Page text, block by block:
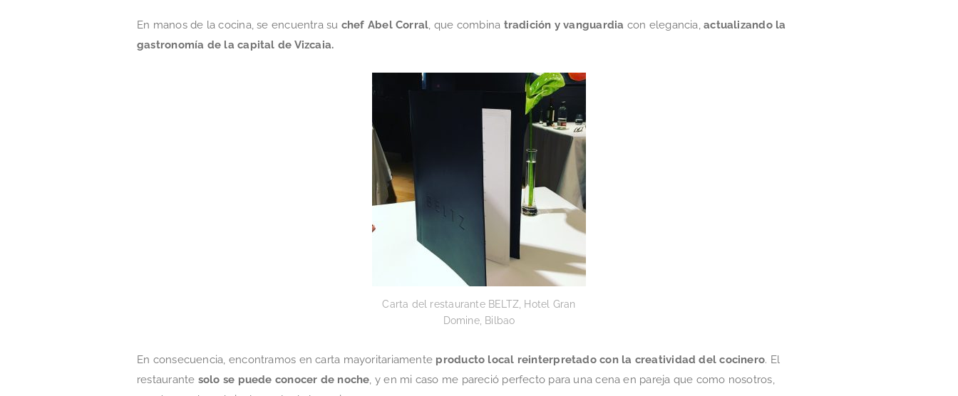
En manos de la cocina, se encuentra su chef Abel Corral, que combina tradición y vanguardia con elegancia,actualizando la
gastronomía de la capital de Vizcaia.
Carta del restaurante BELTZ, Hotel Gran
Domine, Bilbao
En consecuencia, encontramos en carta mayoritariamente producto local reinterpretado con la creatividad del cocinero. El
restaurante solo se puede conocer de noche, y en mi caso me pareció perfecto para una cena en pareja que como nosotros,